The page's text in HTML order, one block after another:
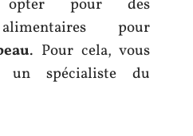
opter pour des
pour
. Pour cela, vous
un spécialiste du